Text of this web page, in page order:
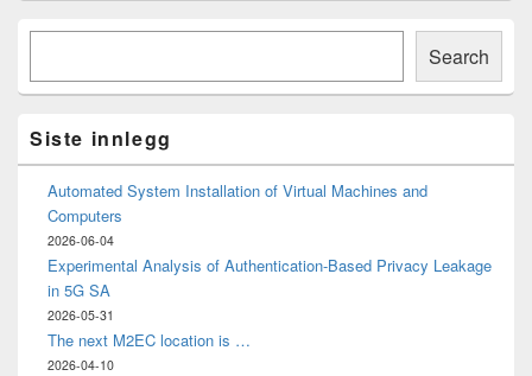
Primary
Area
Search
Siste innlegg
Automated System Installation of Virtual Machines and
Computers
2026-06-04
Experimental Analysis of Authentication-Based Privacy Leakage
in 5G SA
2026-05-31
The next M2EC location is …
2026-04-10